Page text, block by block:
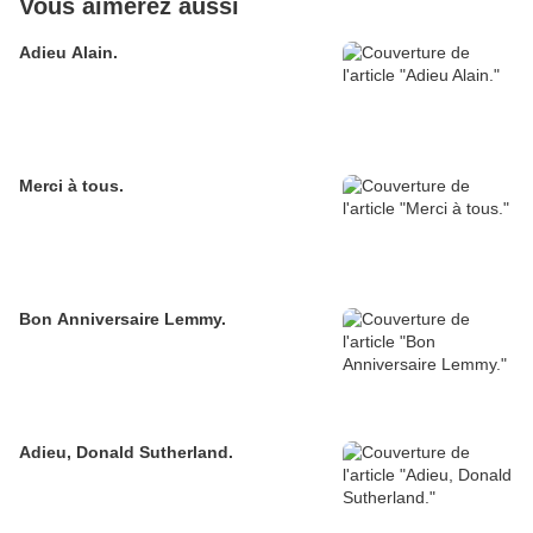
Vous aimerez aussi
Adieu Alain.
Merci à tous.
Bon Anniversaire Lemmy.
Adieu, Donald Sutherland.